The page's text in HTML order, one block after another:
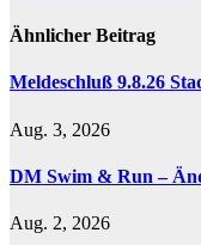
Ähnlicher Beitrag
Meldeschluß 9.8.26
Aug. 3, 2026
DM Swim & Run –
Aug. 2, 2026